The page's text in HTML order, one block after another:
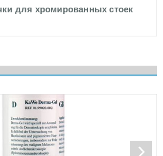
для хромированных стоек